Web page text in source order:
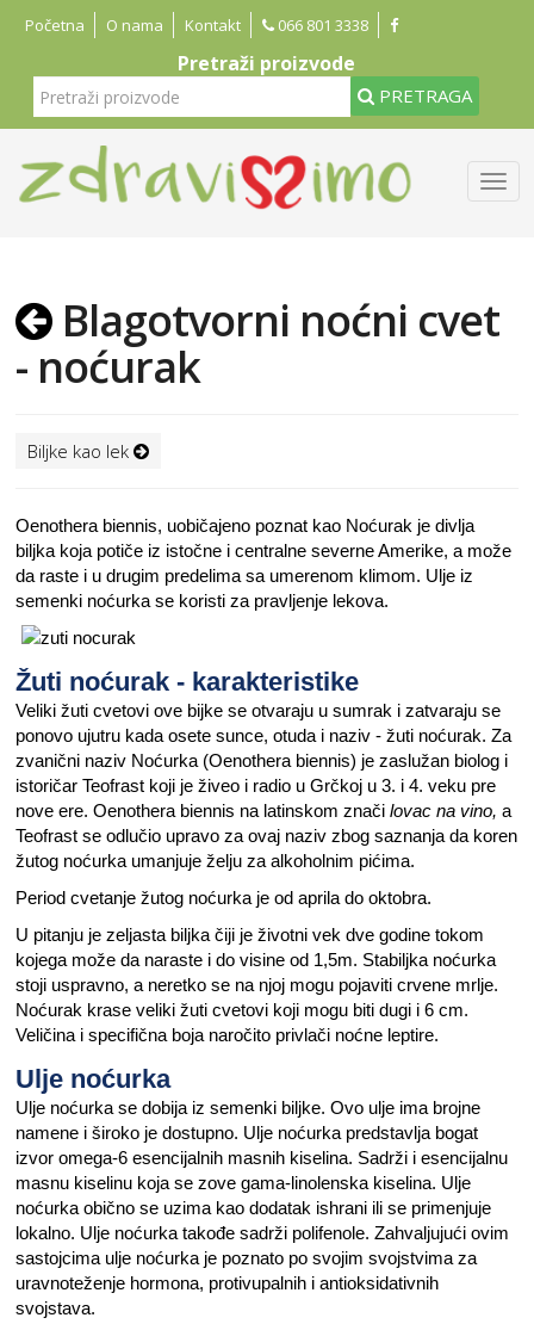
Početna O nama Kontakt 066 801 3338
Pretraži proizvode
PRETRAGA
Blagotvorni noćni cvet
- noćurak
Biljke kao lek
Oenothera biennis, uobičajeno poznat kao Noćurak je divlja
biljka koja potiče iz istočne i centralne severne Amerike, a može
da raste i u drugim predelima sa umerenom klimom. Ulje iz
semenki noćurka se koristi za pravljenje lekova.
Žuti noćurak - karakteristike
Veliki žuti cvetovi ove bijke se otvaraju u sumrak i zatvaraju se
ponovo ujutru kada osete sunce, otuda i naziv - žuti noćurak. Za
zvanični naziv Noćurka (Oenothera biennis) je zaslužan biolog i
istoričar Teofrast koji je živeo i radio u Grčkoj u 3. i 4. veku pre
nove ere. Oenothera biennis na latinskom značilovac na vino, a
Teofrast se odlučio upravo za ovaj naziv zbog saznanja da koren
žutog noćurka umanjuje želju za alkoholnim pićima.
Period cvetanje žutog noćurka je od aprila do oktobra.
U pitanju je zeljasta biljka čiji je životni vek dve godine tokom
kojega može da naraste i do visine od 1,5m. Stabiljka noćurka
stoji uspravno, a neretko se na njoj mogu pojaviti crvene mrlje.
Noćurak krase veliki žuti cvetovi koji mogu biti dugi i 6 cm.
Veličina i specifična boja naročito privlači noćne leptire.
Ulje noćurka
Ulje noćurka se dobija iz semenki biljke. Ovo ulje ima brojne
namene i široko je dostupno. Ulje noćurka predstavlja bogat
izvor omega-6 esencijalnih masnih kiselina. Sadrži i esencijalnu
masnu kiselinu koja se zove gama-linolenska kiselina. Ulje
noćurka obično se uzima kao dodatak ishrani ili se primenjuje
lokalno. Ulje noćurka takođe sadrži polifenole. Zahvaljujući ovim
sastojcima ulje noćurka je poznato po svojim svojstvima za
uravnoteženje hormona, protivupalnih i antioksidativnih
svojstava.